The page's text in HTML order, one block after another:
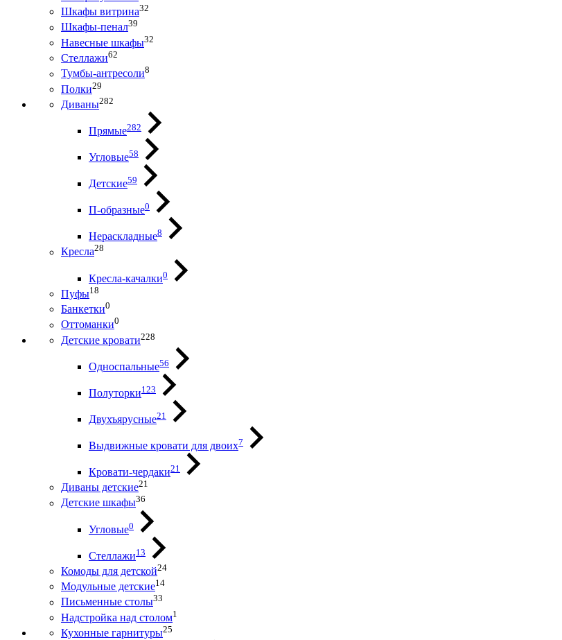
Шкафы витрина32
Шкафы-пенал39
Навесные шкафы32
Стеллажи62
Тумбы-антресоли8
Полки29
Диваны282
Прямые282
Угловые58
Детские59
П-образные0
Нераскладные8
Кресла28
Кресла-качалки0
Пуфы18
Банкетки0
Оттоманки0
Детские кровати228
Односпальные56
Полуторки123
Двухъярусные21
Выдвижные кровати для двоих7
Кровати-чердаки21
Диваны детские21
Детские шкафы36
Угловые0
Стеллажи13
Комоды для детской24
Модульные детские14
Письменные столы33
Надстройка над столом1
Кухонные гарнитуры25